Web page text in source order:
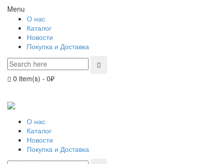
Menu
О нас
Каталог
Новости
Покупка и Доставка
0 item(s) - 0₽
О нас
Каталог
Новости
Покупка и Доставка